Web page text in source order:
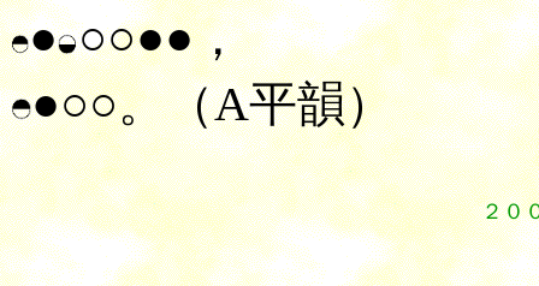
● ○○●●，
●○○。（A平韻）
２０
５